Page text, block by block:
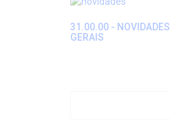
31.00.00 - NOVIDADES
GERAIS